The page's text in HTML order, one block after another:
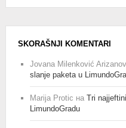
SKORAŠNJI KOMENTARI
Jovana Milenković
slanje paketa u
Marija Protic на Tri
LimundoGradu